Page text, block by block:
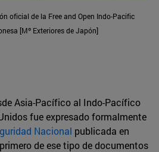
oficial de la Free and Open Indo-Pacific
[Mº Exteriores de Japón]
Asia-Pacífico al Indo-Pacífico
fue expresado formalmente
Nacional publicada en
de ese tipo de documentos